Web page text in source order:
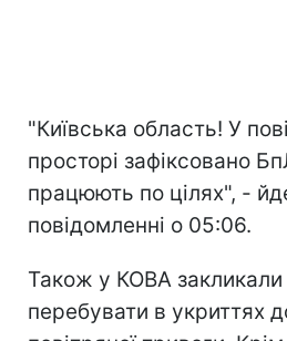
"Київська область! У
просторі зафіксовано
працюють по цілях", -
повідомленні о 05:06.
Також у КОВА закликали
перебувати в укриттях